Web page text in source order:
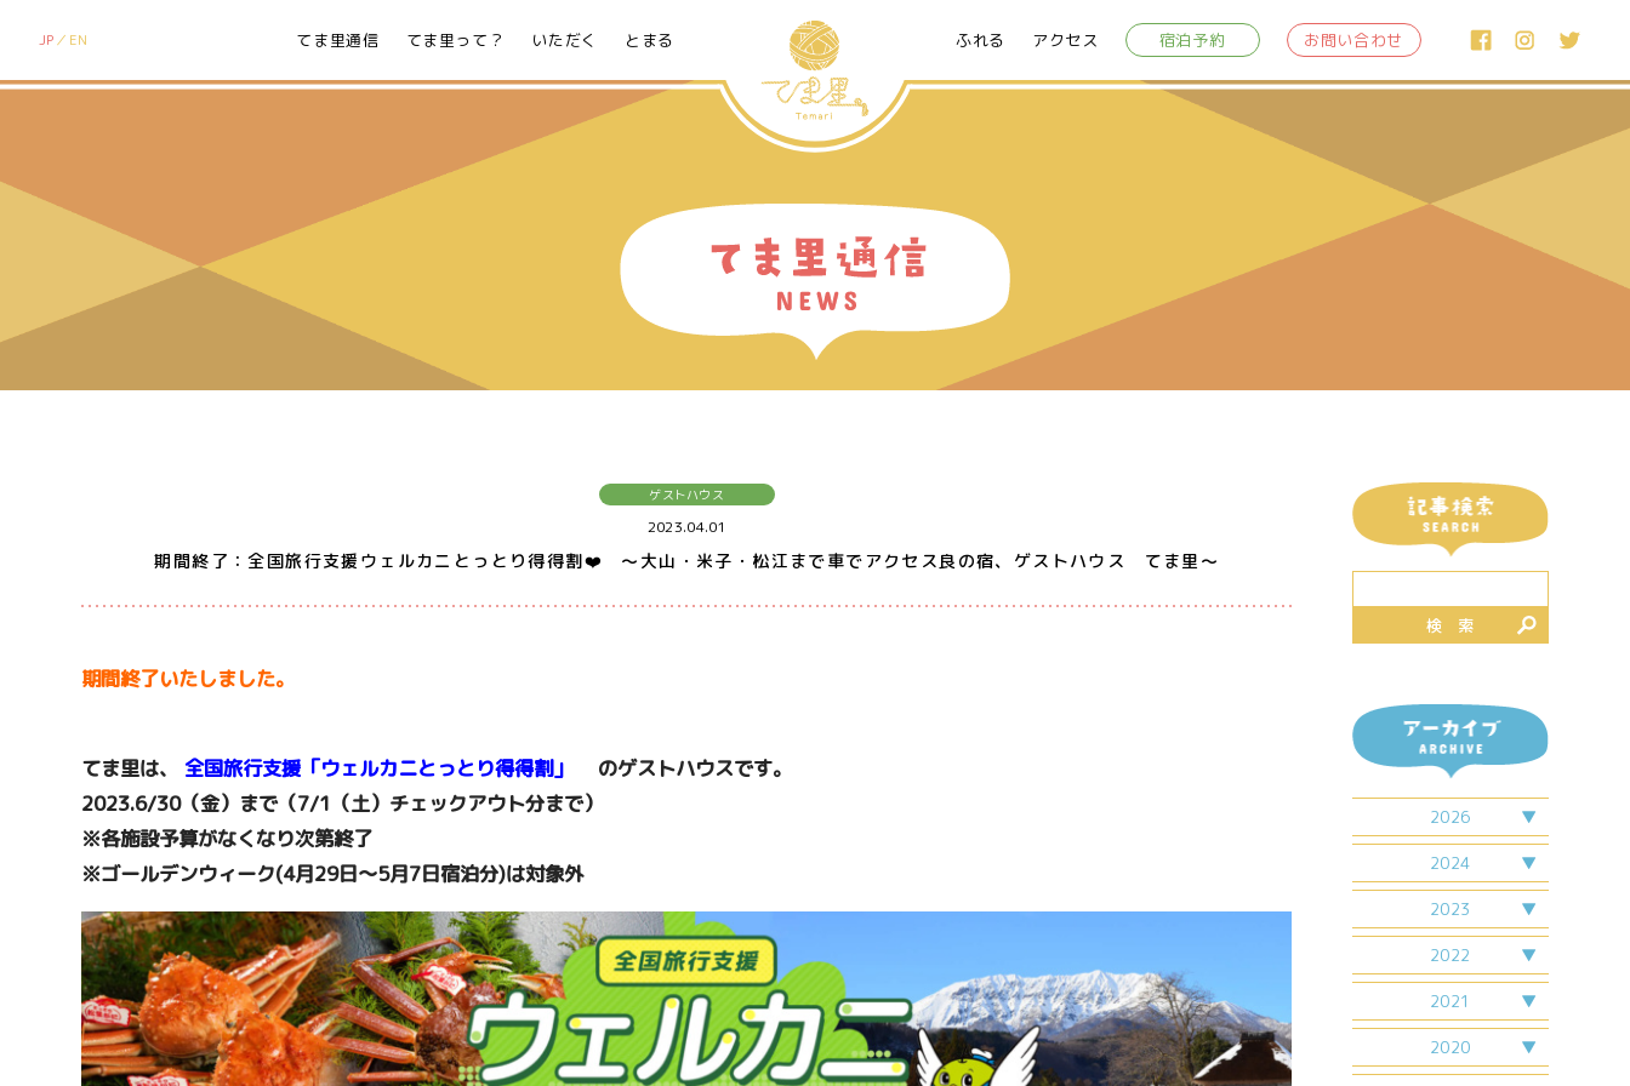
JP EN てま里通信 てま里って？ いただく とまる ふれる アクセス 宿泊予約 お問い合わせ
ゲストハウス
2023.04.01
期間終了：全国旅行支援ウェルカニとっとり得得割❤️ 〜大山・米子・松江まで車でアクセス良の宿、ゲストハウス てま里〜
期間終了いたしました。
てま里は、 全国旅行支援「ウェルカニとっとり得得割」
のゲストハウスです。
2023.6/30（金）まで（7/1（土）チェックアウト分まで）
※各施設予算がなくなり次第終了
※ゴールデンウィーク(4月29日～5月7日宿泊分)は対象外
検 索
2026
7月
2024
7月
2023
4月
7月
2022
7月
2021
5月
2020